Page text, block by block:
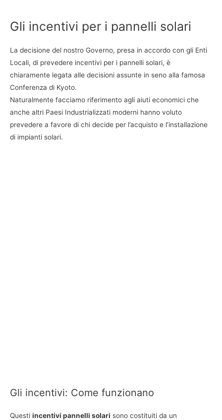
Gli incentivi per i pannelli solari
La decisione del nostro Governo, presa in accordo con gli Enti
Locali, di prevedere incentivi per i pannelli solari, è
chiaramente legata alle decisioni assunte in seno alla famosa
Conferenza di Kyoto.
Naturalmente facciamo riferimento agli aiuti economici che
anche altri Paesi Industrializzati moderni hanno voluto
prevedere a favore di chi decide per l’acquisto e l’installazione
di impianti solari.
Gli incentivi: Come funzionano
Questi incentivi pannelli solari sono costituiti da un